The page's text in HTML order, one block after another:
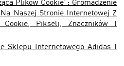
Plików Cookie”: Gromadzenie
Naszej Stronie Internetowej Z
Cookie, Pikseli, Znaczników I
Sklepu Internetowego Adidas I